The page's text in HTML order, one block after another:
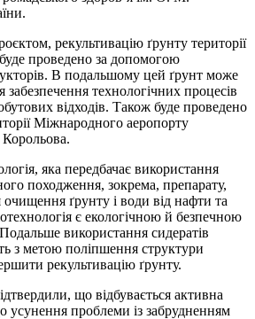
рекультивацію ґрунту території
проведено за допомогою
В подальшому цей ґрунт може
забезпечення технологічних процесів
відходів. Також буде проведено
Міжнародного аеропорту
яка передбачає використання
походження, зокрема, препарату,
ґрунту і води від нафти та
є екологічною й безпечною
використання сидератів
з метою поліпшення структури
рекультивацію ґрунту.
що відбувається активна
усунення проблеми із забрудненням